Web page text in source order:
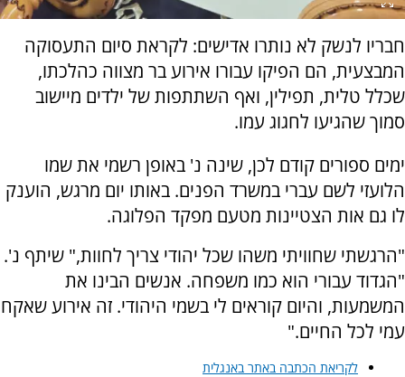
חבריו לנשק לא נותרו אדישים: לקראת סיום התעסוקה
המבצעית, הם הפיקו עבורו אירוע בר מצווה כהלכתו,
שכלל טלית, תפילין, ואף השתתפות של ילדים מיישוב
סמוך שהגיעו לחגוג עמו.
ימים ספורים קודם לכן, שינה נ' באופן רשמי את שמו
הלועזי לשם עברי במשרד הפנים. באותו יום מרגש, הוענק
לו גם אות הצטיינות מטעם מפקד הפלוגה.
​"הרגשתי שחוויתי משהו שכל יהודי צריך לחוות," שיתף נ'.
"הגדוד עבורי הוא כמו משפחה. אנשים הבינו את
המשמעות, והיום קוראים לי בשמי היהודי. זה אירוע שאקח
עמי לכל החיים."
לקריאת הכתבה באתר באנגלית